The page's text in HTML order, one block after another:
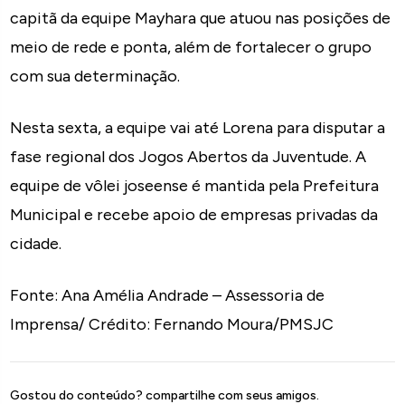
capitã da equipe Mayhara que atuou nas posições de
meio de rede e ponta, além de fortalecer o grupo
com sua determinação.
Nesta sexta, a equipe vai até Lorena para disputar a
fase regional dos Jogos Abertos da Juventude. A
equipe de vôlei joseense é mantida pela Prefeitura
Municipal e recebe apoio de empresas privadas da
cidade.
Fonte: Ana Amélia Andrade – Assessoria de
Imprensa/ Crédito: Fernando Moura/PMSJC
Gostou do conteúdo? compartilhe com seus amigos.